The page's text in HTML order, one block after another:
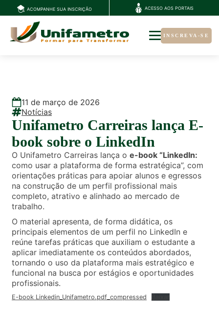
ACOMPANHE SUA INSCRIÇÃO ACESSO AOS PORTAIS
INSCREVA-SE
11 de março de 2026
Notícias
Unifametro Carreiras lança E-
book sobre o LinkedIn
O Unifametro Carreiras lança o e-book “LinkedIn:
como usar a plataforma de forma estratégica”, com
orientações práticas para apoiar alunos e egressos
na construção de um perfil profissional mais
completo, atrativo e alinhado ao mercado de
trabalho.
O material apresenta, de forma didática, os
principais elementos de um perfil no LinkedIn e
reúne tarefas práticas que auxiliam o estudante a
aplicar imediatamente os conteúdos abordados,
tornando o uso da plataforma mais estratégico e
funcional na busca por estágios e oportunidades
profissionais.
E-book Linkedin_Unifametro.pdf_compressed